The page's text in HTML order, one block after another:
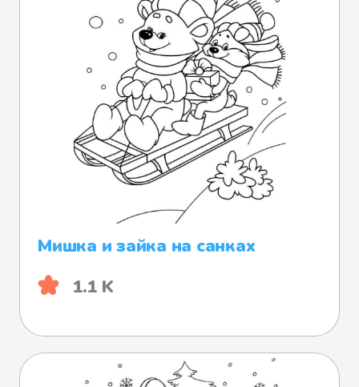
Мишка и зайка на санках
1.1 K